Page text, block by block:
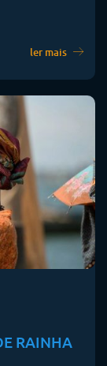
ler mais
RAINHA